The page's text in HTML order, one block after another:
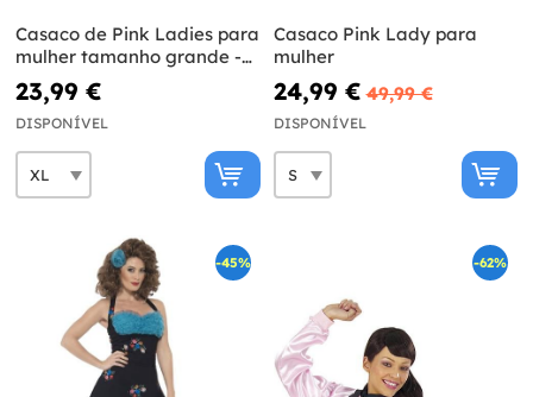
Casaco de Pink Ladies para
mulher tamanho grande -
Grease
23,99 €
DISPONÍVEL
Casaco Pink Lady para
mulher
24,99 € 49,99 €
DISPONÍVEL
-45% -62%